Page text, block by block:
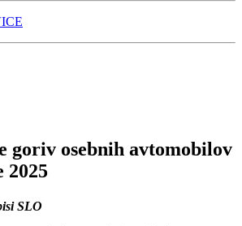
goriv osebnih avtomobilov
2025
SLO